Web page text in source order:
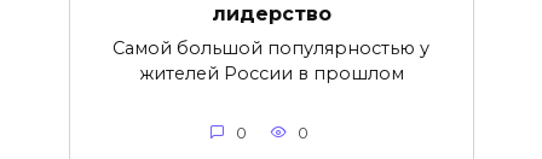
лидерство
Самой большой популярностью у
жителей России в прошлом
0 0